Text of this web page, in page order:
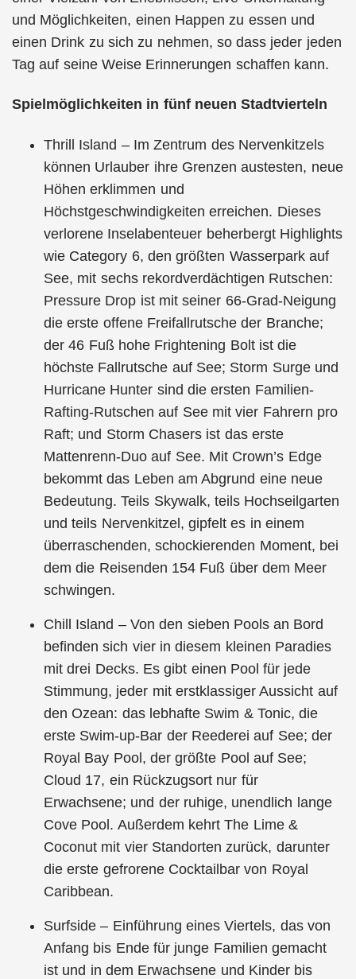
und Möglichkeiten, einen Happen zu essen und
einen Drink zu sich zu nehmen, so dass jeder jeden
Tag auf seine Weise Erinnerungen schaffen kann.
Spielmöglichkeiten in fünf neuen Stadtvierteln
Thrill Island – Im Zentrum des Nervenkitzels
können Urlauber ihre Grenzen austesten, neue
Höhen erklimmen und
Höchstgeschwindigkeiten erreichen. Dieses
verlorene Inselabenteuer beherbergt Highlights
wie Category 6, den größten Wasserpark auf
See, mit sechs rekordverdächtigen Rutschen:
Pressure Drop ist mit seiner 66-Grad-Neigung
die erste offene Freifallrutsche der Branche;
der 46 Fuß hohe Frightening Bolt ist die
höchste Fallrutsche auf See; Storm Surge und
Hurricane Hunter sind die ersten Familien-
Rafting-Rutschen auf See mit vier Fahrern pro
Raft; und Storm Chasers ist das erste
Mattenrenn-Duo auf See. Mit Crown’s Edge
bekommt das Leben am Abgrund eine neue
Bedeutung. Teils Skywalk, teils Hochseilgarten
und teils Nervenkitzel, gipfelt es in einem
überraschenden, schockierenden Moment, bei
dem die Reisenden 154 Fuß über dem Meer
schwingen.
Chill Island – Von den sieben Pools an Bord
befinden sich vier in diesem kleinen Paradies
mit drei Decks. Es gibt einen Pool für jede
Stimmung, jeder mit erstklassiger Aussicht auf
den Ozean: das lebhafte Swim & Tonic, die
erste Swim-up-Bar der Reederei auf See; der
Royal Bay Pool, der größte Pool auf See;
Cloud 17, ein Rückzugsort nur für
Erwachsene; und der ruhige, unendlich lange
Cove Pool. Außerdem kehrt The Lime &
Coconut mit vier Standorten zurück, darunter
die erste gefrorene Cocktailbar von Royal
Caribbean.
Surfside – Einführung eines Viertels, das von
Anfang bis Ende für junge Familien gemacht
ist und in dem Erwachsene und Kinder bis